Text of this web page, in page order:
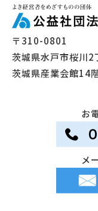
〒310-0801
茨城県水戸市桜川
茨城県産業会館14
お
メ